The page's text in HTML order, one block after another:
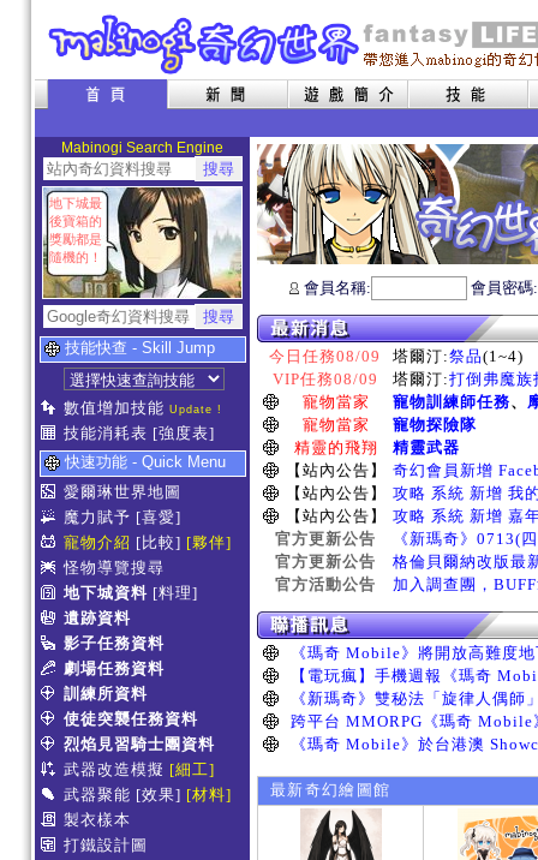
Mabinogi Search Engine
地下城最
後寶箱的
獎勵都是
隨機的！
技能快查 - Skill Jump
數值增加技能 Update !
技能消耗表 [強度表]
快速功能 - Quick Menu
愛爾琳世界地圖
魔力賦予 [喜愛]
寵物介紹 [比較] [夥伴]
怪物導覽搜尋
地下城資料 [料理]
遺跡資料
影子任務資料
劇場任務資料
訓練所資料
使徒突襲任務資料
烈焰見習騎士團資料
武器改造模擬 [細工]
武器聚能 [效果] [材料]
製衣樣本
打鐵設計圖
會員名稱: 會員密
今日任務08/09 塔爾汀:祭品(1~4)
VIP任務08/09
塔爾汀:打倒弗魔
寵物當家
寵物訓練師任務、
寵物當家
寵物探險隊
精靈的飛翔
精靈武器
【站內公告】
奇幻會員新增
【站內公告】
攻略 系統 新增 我
【站內公告】
攻略 系統 新增 嘉
官方更新公告
《新瑪奇》0713(
官方更新公告
格倫貝爾納改版最
官方活動公告
加入調查團，
最新奇幻繪圖館